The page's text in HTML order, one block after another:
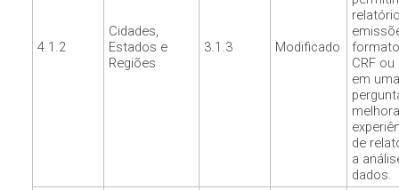
4.1.2
Cidades,
Estados e
Regiões
3.1.3 Modificado
CRF ou
em
de
a
dados.